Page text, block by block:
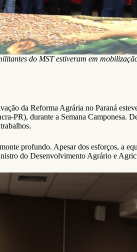
do MST estiveram em
da Reforma Agrária no Paraná
PR), durante a Semana Camponesa.
profundo. Apesar dos esforços, a
do Desenvolvimento Agrário e